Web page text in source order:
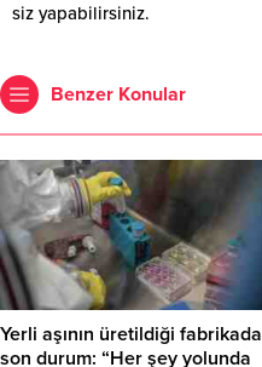
siz yapabilirsiniz.
Benzer Konular
Yerli aşının üretildiği fabrikada
son durum: “Her şey yolunda